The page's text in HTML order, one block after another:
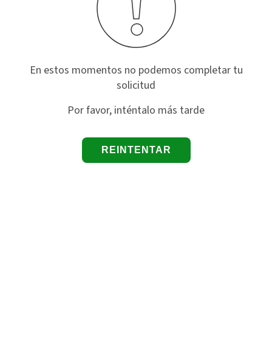
En estos momentos no podemos completar tu
solicitud
Por favor, inténtalo más tarde
REINTENTAR